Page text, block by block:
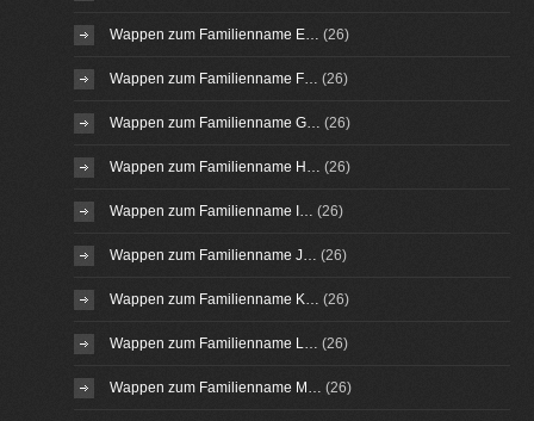
Wappen zum Familienname E… (26)
Wappen zum Familienname F… (26)
Wappen zum Familienname G… (26)
Wappen zum Familienname H… (26)
Wappen zum Familienname I… (26)
Wappen zum Familienname J… (26)
Wappen zum Familienname K… (26)
Wappen zum Familienname L… (26)
Wappen zum Familienname M… (26)